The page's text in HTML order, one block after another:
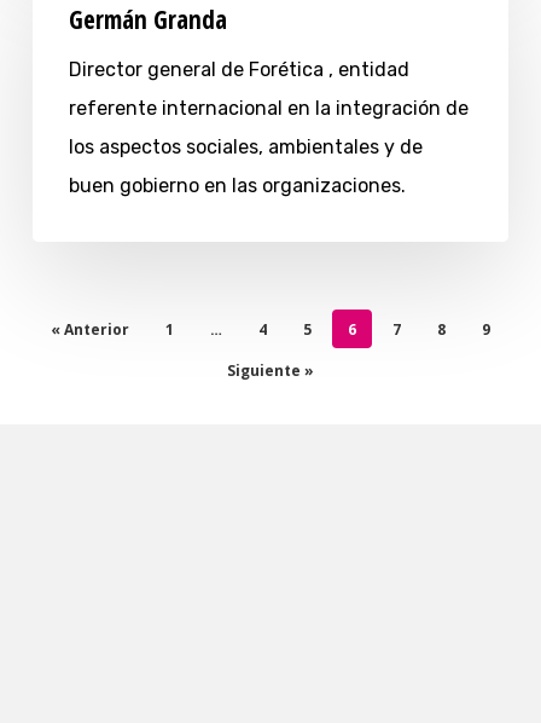
Germán Granda
Director general de Forética , entidad
referente internacional en la integración de
los aspectos sociales, ambientales y de
buen gobierno en las organizaciones.
« Anterior 1 … 4 5 6 7 8
9
Siguiente »